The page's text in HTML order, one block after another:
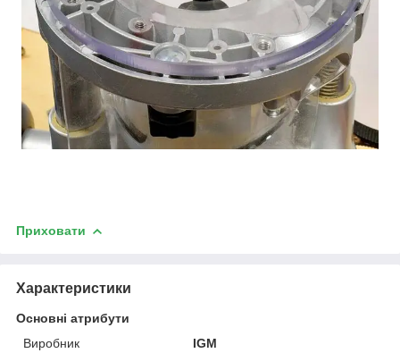
Приховати
Характеристики
Основні атрибути
Виробник
IGM